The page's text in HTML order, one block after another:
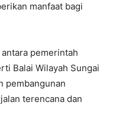
manfaat bagi
pemerintah
Balai Wilayah Sungai
pembangunan
terencana dan